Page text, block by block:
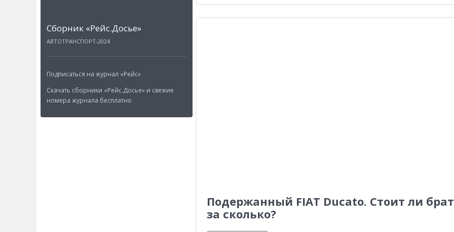
Cборник «Рейс.Досье»
АВТОТРАНСПОРТ-2024
Подписаться на журнал «Рейс»
Скачать сборники «Рейс.Досье» и свежие
номера журнала бесплатно
Подержанный FIAT Ducato. Стоит ли
за сколько?